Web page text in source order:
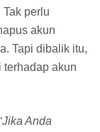
perlu
akun
Tapi dibalik itu,
terhadap akun
Jika Anda